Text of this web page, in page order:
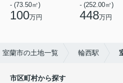
- (73.50㎡)
100万円
- (252.00㎡)
448万円
室蘭市の土地一覧 輪西駅
市区町村から探す